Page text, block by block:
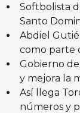
Softbolista
Santo
Abdiel
como parte
Gobierno
y mejora la
Así llega
números y